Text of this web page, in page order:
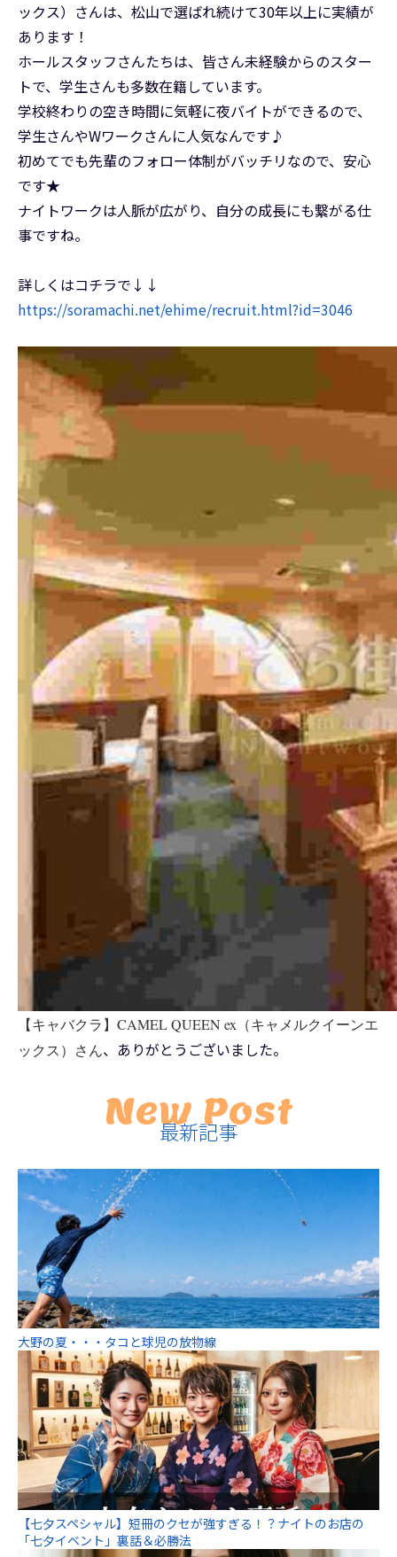
ックス）さんは、松山で選ばれ続けて30年以上に実績が
あります！
ホールスタッフさんたちは、皆さん未経験からのスター
トで、学生さんも多数在籍しています。
学校終わりの空き時間に気軽に夜バイトができるので、
学生さんやWワークさんに人気なんです♪
初めてでも先輩のフォロー体制がバッチリなので、安心
です★
ナイトワークは人脈が広がり、自分の成長にも繋がる仕
事ですね。
詳しくはコチラで↓↓
https://soramachi.net/ehime/recruit.html?id=3046
【キャバクラ】CAMEL QUEEN ex（キャメルクイーンエ
ックス）さん、ありがとうございました。
New Post
最新記事
大野の夏・・・タコと球児の放物線
【七夕スペシャル】短冊のクセが強すぎる！？ナイトのお店の
「七夕イベント」裏話＆必勝法